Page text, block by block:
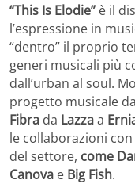
“This Is Elodie” è il
l’espressione in
“dentro” il proprio
generi musicali più
dall’urban al soul.
progetto musicale da
Fibra da Lazzaa
le collaborazioni
del settore, come
Canova e Big Fish.